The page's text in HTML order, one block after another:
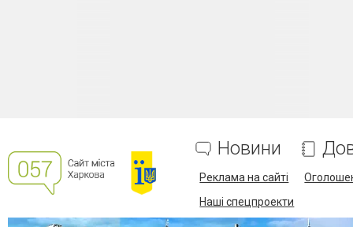
Новини
Реклама на сайті
Наші спецпроекти